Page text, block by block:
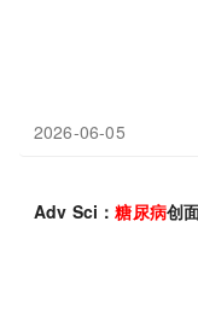
2026-06-05
Adv Sci：糖尿病创